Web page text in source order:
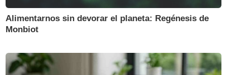
Alimentarnos sin devorar el planeta: Regénesis de
Monbiot